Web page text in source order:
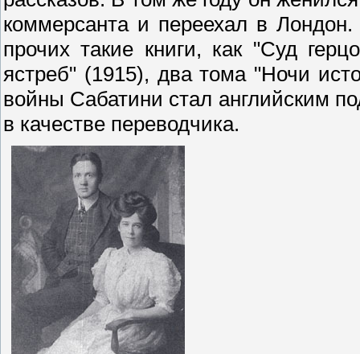
коммерсанта и переехал в
прочих такие книги, как "Суд
ястреб" (1915), два тома "Ночи
войны Сабатини стал английским
в качестве переводчика.